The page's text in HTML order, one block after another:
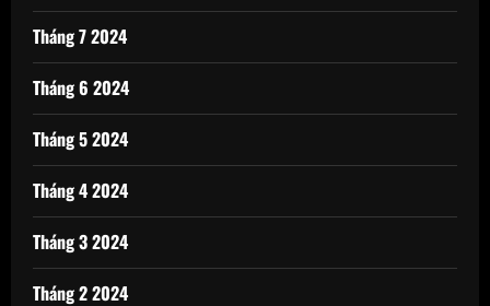
Tháng 7 2024
Tháng 6 2024
Tháng 5 2024
Tháng 4 2024
Tháng 3 2024
Tháng 2 2024